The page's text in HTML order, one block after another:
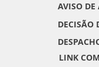
AVISO
DECISÃO
LINK